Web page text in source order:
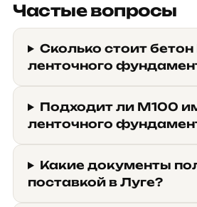
Частые вопросы
Сколько стоит
ленточного
Подходит ли М100
ленточного
Какие документы
поставкой в Луге?